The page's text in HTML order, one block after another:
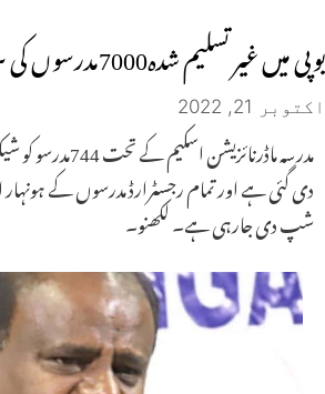
یوپی میں غیر تسلیم شدہ7000مدرسوں کی سروے میں نشاندہی
اکتوبر 21, 2022
مدرسہ ماڈرنائزیشن
دی گئی ہے اور تمام رجسٹرارڈ مدرسوں کے ہونہار
شپ دی جارہی ہے۔ لکھنو۔